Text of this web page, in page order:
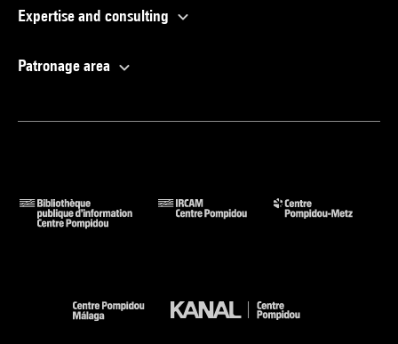
Expertise and consulting
Patronage area